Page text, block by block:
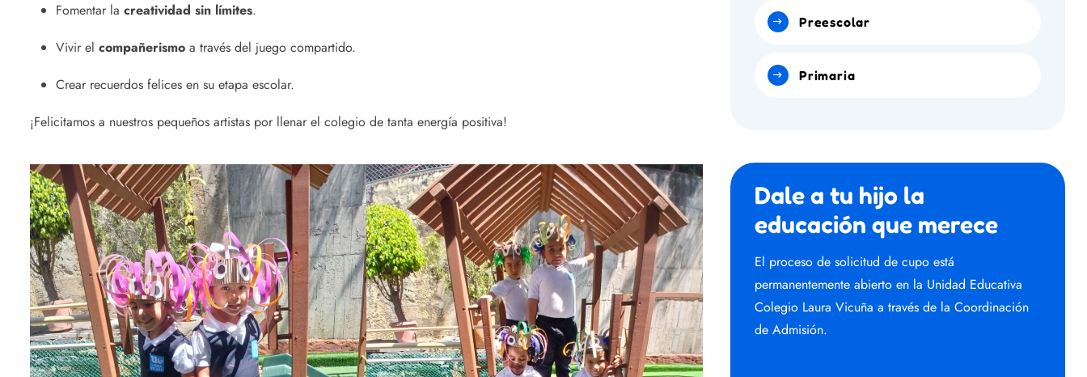
Fomentar la creatividad sin límites.
Vivir el compañerismo a través del juego compartido.
Crear recuerdos felices en su etapa escolar.
¡Felicitamos a nuestros pequeños artistas por llenar el colegio de tanta energía positiva!
Preescolar
Primaria
Dale a tu hijo la
educación que merece
El proceso de solicitud de cupo está
permanentemente abierto en la Unidad Educativa
Colegio Laura Vicuña a través de la Coordinación
de Admisión.